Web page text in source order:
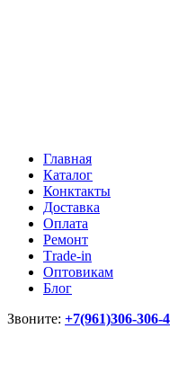
Главная
Каталог
Конктакты
Доставка
Оплата
Ремонт
Тrade-in
Оптовикам
Блог
Звоните: +7(961)306-306-4